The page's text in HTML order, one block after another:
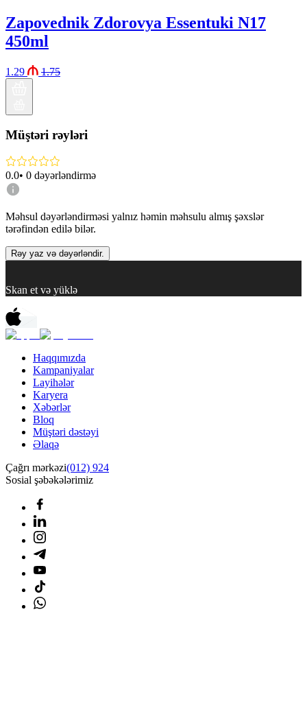
Zapovednik Zdorovya Essentuki N17
450ml
1.29 1.75
Müştəri rəyləri
0.0• 0 dəyərləndirmə
Məhsul dəyərləndirməsi yalnız həmin məhsulu almış şəxslər
tərəfindən edilə bilər.
Rəy yaz və dəyərləndir.
Skan et və yüklə
Haqqımızda
Kampaniyalar
Layihələr
Karyera
Xəbərlər
Bloq
Müştəri dəstəyi
Əlaqə
Çağrı mərkəzi(012) 924
Sosial şəbəkələrimiz